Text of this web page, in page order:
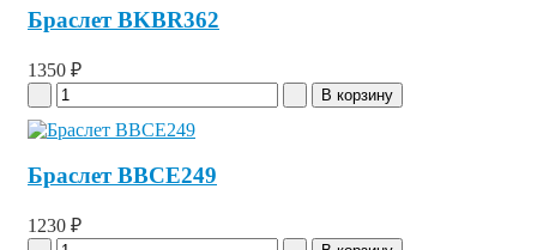
Браслет BKBR362
1350 ₽
Браслет BBCE249
1230 ₽